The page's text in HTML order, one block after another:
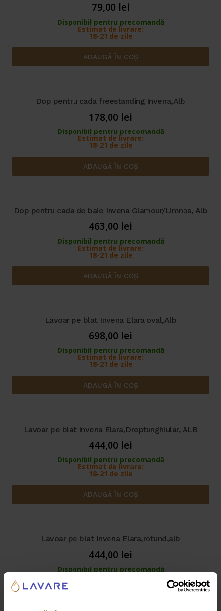
79,00 lei
Disponibil pentru precomandă
Estimat de livrare:
18-21 de zile
ADAUGĂ ÎN COȘ
Dop pentru cada freestanding Invena,Alb
178,00 lei
Disponibil pentru precomandă
Estimat de livrare:
18-21 de zile
ADAUGĂ ÎN COȘ
Dop pentru cada de baie Invena Glamour/Limnos, Alb
463,00 lei
Disponibil pentru precomandă
Estimat de livrare:
18-21 de zile
ADAUGĂ ÎN COȘ
Lavoar pe blat Invena Elara oval,Alb
698,00 lei
Disponibil pentru precomandă
Estimat de livrare:
18-21 de zile
ADAUGĂ ÎN COȘ
Lavoar pe blat Invena Elara,Dreptunghiular, ALB
444,00 lei
Disponibil pentru precomandă
Estimat de livrare:
18-21 de zile
ADAUGĂ ÎN COȘ
Lavoar pe blat Invena Elara,rotund,alb
444,00 lei
Disponibil pentru precomandă